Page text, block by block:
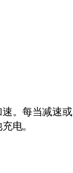
。每当减速或
电。